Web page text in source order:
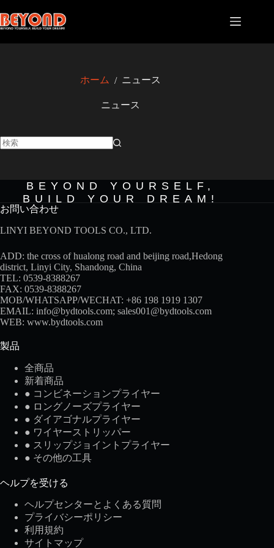
ン
テ
ン
ホーム / ニュース
ニュース
な
BEYOND YOURSELF,
BUILD YOUR DREAM!
お問い合わせ
LINYI BEYOND TOOLS CO., LTD.
ADD: the cross of hualong road and beijing road,Hedong
district, Linyi City, Shandong, China
TEL: 0539-8388267
FAX: 0539-8388267
MOB/WHATSAPP/WECHAT: +86 198 1919 1307
EMAIL: info@bydtools.com; sales001@bydtools.com
WEB: www.bydtools.com
製品
全商品
新着商品
● コンビネーションプライヤー
● ロングノーズプライヤー
● ダイアゴナルプライヤー
● ワイヤーストリッパー
● スリップジョイントプライヤー
● その他の工具
ヘルプを受ける
ヘルプセンターとよくある質問
プライバシーポリシー
利用規約
サイトマップ